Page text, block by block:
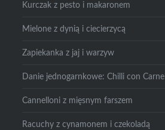
Kurczak z pesto i makaronem
Mielone z dynią i ciecierzycą
Zapiekanka z jaj i warzyw
Danie jednogarnkowe: Chilli con Carne
Cannelloni z mięsnym farszem
Racuchy z cynamonem i czekoladą